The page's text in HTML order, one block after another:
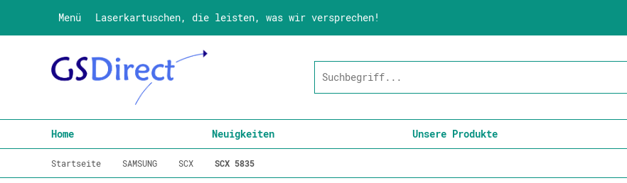
Menü Laserkartuschen, die leisten, was wir versprechen!
Home Neuigkeiten Unsere Produkte
Startseite SAMSUNG SCX SCX 5835